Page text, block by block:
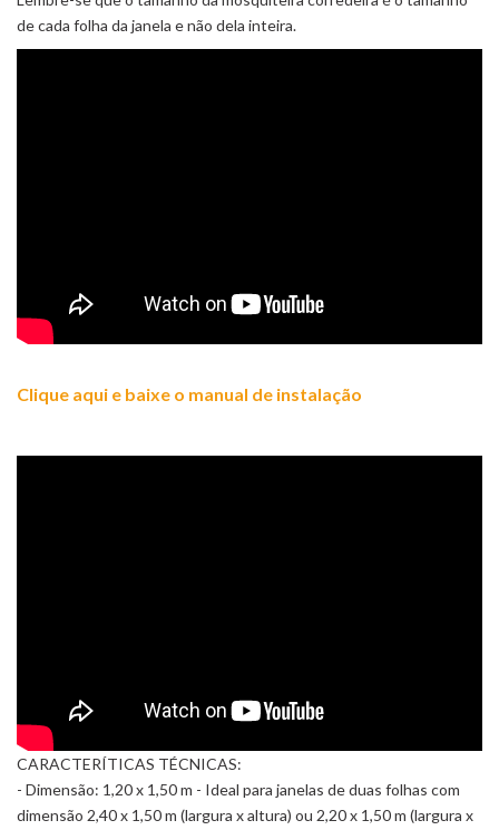
de cada folha da janela e não dela inteira.
Clique aqui e baixe o manual de instalação
CARACTERÍTICAS TÉCNICAS:
- Dimensão: 1,20 x 1,50 m - Ideal para janelas de duas folhas com
dimensão 2,40 x 1,50 m (largura x altura) ou 2,20 x 1,50 m (largura x